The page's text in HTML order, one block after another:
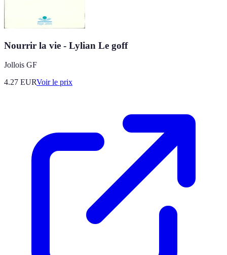
Nourrir la vie - Lylian Le goff
Jollois GF
4.27 EURVoir le prix